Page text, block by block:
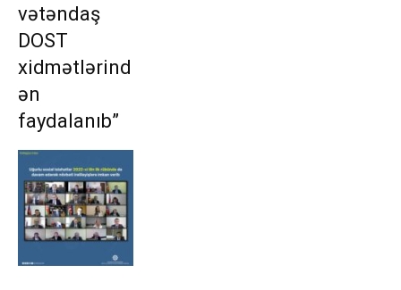
vətəndaş
DOST
xidmətlərind
ən
faydalanıb”